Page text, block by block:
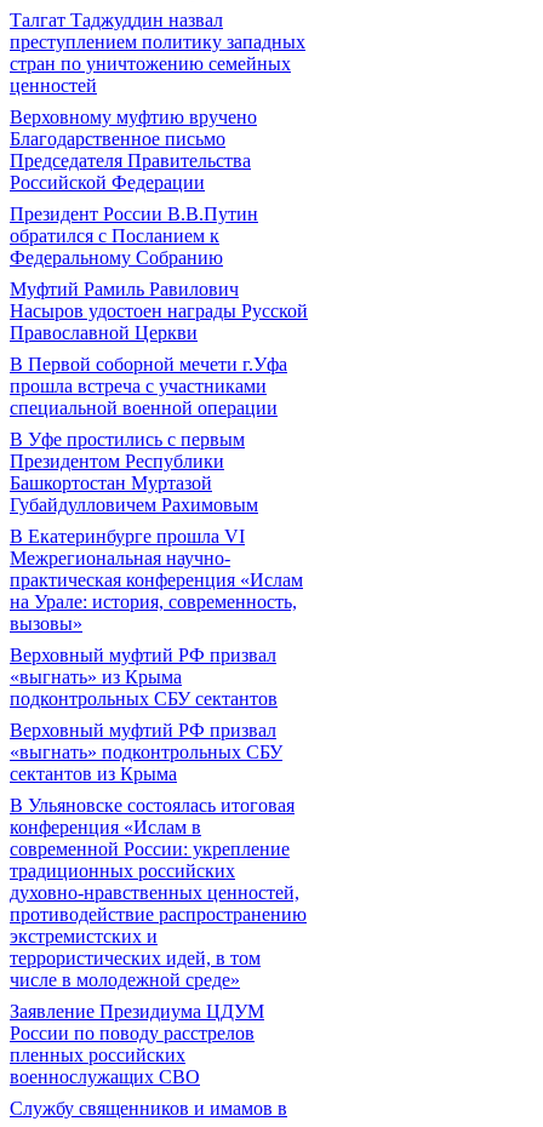
Талгат Таджуддин назвал
преступлением политику западных
стран по уничтожению семейных
ценностей
Верховному муфтию вручено
Благодарственное письмо
Председателя Правительства
Российской Федерации
Президент России В.В.Путин
обратился с Посланием к
Федеральному Собранию
Муфтий Рамиль Равилович
Насыров удостоен награды Русской
Православной Церкви
В Первой соборной мечети г.Уфа
прошла встреча с участниками
специальной военной операции
В Уфе простились с первым
Президентом Республики
Башкортостан Муртазой
Губайдулловичем Рахимовым
В Екатеринбурге прошла VI
Межрегиональная научно-
практическая конференция «Ислам
на Урале: история, современность,
вызовы»
Верховный муфтий РФ призвал
«выгнать» из Крыма
подконтрольных СБУ сектантов
Верховный муфтий РФ призвал
«выгнать» подконтрольных СБУ
сектантов из Крыма
В Ульяновске состоялась итоговая
конференция «Ислам в
современной России: укрепление
традиционных российских
духовно-нравственных ценностей,
противодействие распространению
экстремистских и
террористических идей, в том
числе в молодежной среде»
Заявление Президиума ЦДУМ
России по поводу расстрелов
пленных российских
военнослужащих СВО
Службу священников и имамов в